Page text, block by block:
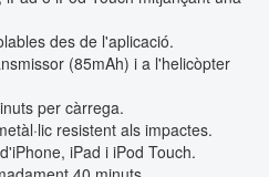
des de l'aplicació.
(85mAh) i a l'helicòpter
per càrrega.
resistent als impactes.
iPad i iPod Touch.